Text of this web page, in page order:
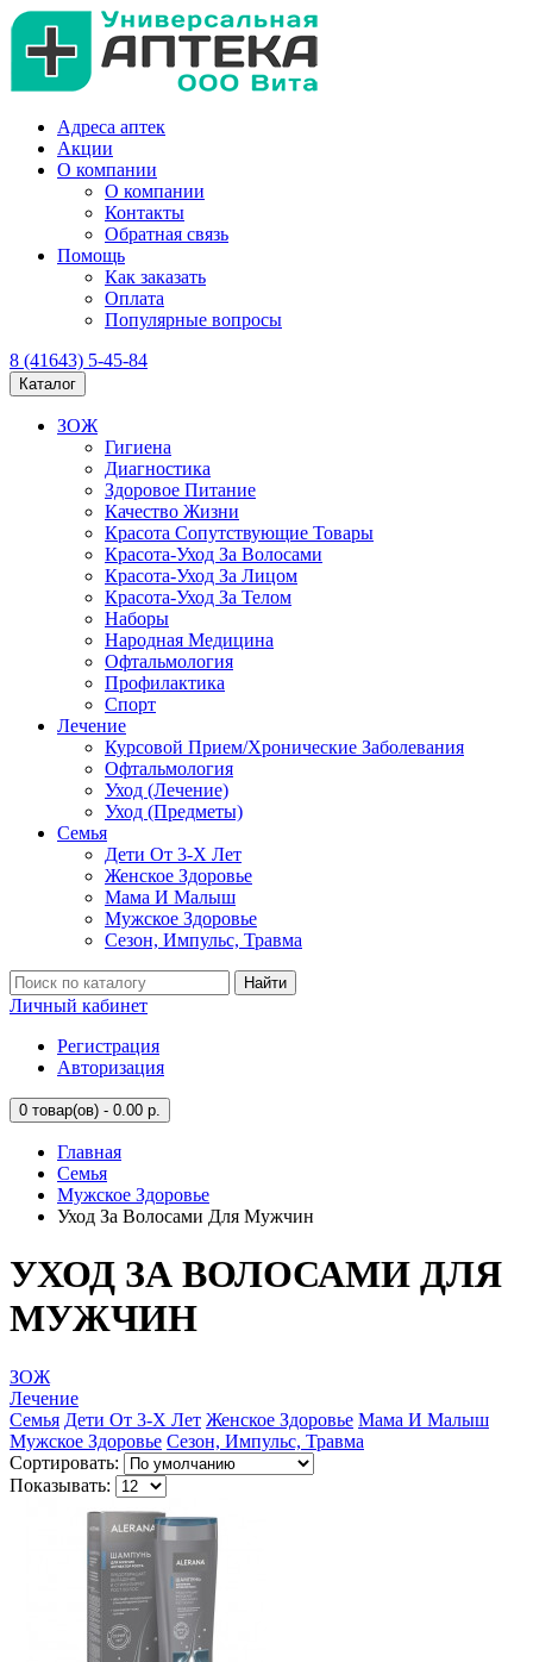
Адреса аптек
Акции
О компании
О компании
Контакты
Обратная связь
Помощь
Как заказать
Оплата
Популярные вопросы
8 (41643) 5-45-84
Каталог
ЗОЖ
Гигиена
Диагностика
Здоровое Питание
Качество Жизни
Красота Сопутствующие Товары
Красота-Уход За Волосами
Красота-Уход За Лицом
Красота-Уход За Телом
Наборы
Народная Медицина
Офтальмология
Профилактика
Спорт
Лечение
Курсовой Прием/Хронические Заболевания
Офтальмология
Уход (Лечение)
Уход (Предметы)
Семья
Дети От 3-Х Лет
Женское Здоровье
Мама И Малыш
Мужское Здоровье
Сезон, Импульс, Травма
Найти
Личный кабинет
Регистрация
Авторизация
0 товар(ов) - 0.00 р.
Главная
Семья
Мужское Здоровье
Уход За Волосами Для Мужчин
УХОД ЗА ВОЛОСАМИ ДЛЯ
МУЖЧИН
ЗОЖ
Лечение
Семья Дети От 3-Х Лет Женское Здоровье Мама И Малыш
Мужское Здоровье Сезон, Импульс, Травма
Сортировать:
Показывать: